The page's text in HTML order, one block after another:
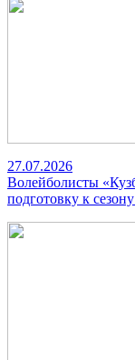
27.07.2026
Волейболисты
подготовку к